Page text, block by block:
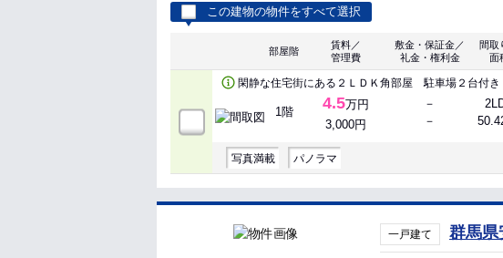
この建物の物件をすべて選択
部屋階
賃料／
管理費
敷金・保証金／
礼金・権利金
間取
面
閑静な住宅街にある２ＬＤＫ角部屋 駐車場２台付き
1階 4.5万円
3,000円
－
－
写真満載 パノラマ
一戸建て 群馬県